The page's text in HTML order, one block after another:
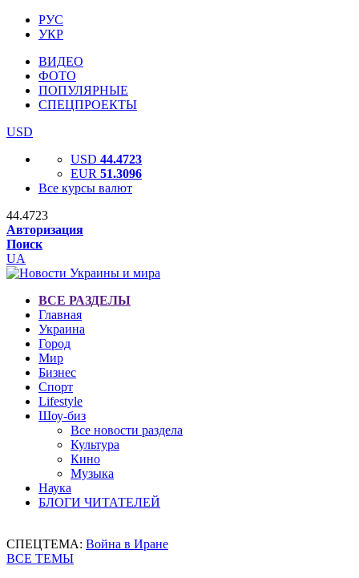
РУС
УКР
ВИДЕО
ФОТО
ПОПУЛЯРНЫЕ
СПЕЦПРОЕКТЫ
USD
USD 44.4723
EUR 51.3096
Все курсы валют
44.4723
Авторизация
Поиск
UA
ВСЕ РАЗДЕЛЫ
Главная
Украина
Город
Мир
Бизнес
Спорт
Lifestyle
Шоу-биз
Все новости раздела
Культура
Кино
Музыка
Наука
БЛОГИ ЧИТАТЕЛЕЙ
СПЕЦТЕМА: Война в Иране
ВСЕ ТЕМЫ